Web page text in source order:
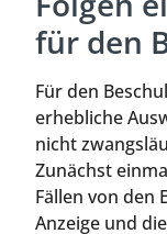
für den
Für den
erhebliche
nicht
Zunächst
Fällen von den
Anzeige und